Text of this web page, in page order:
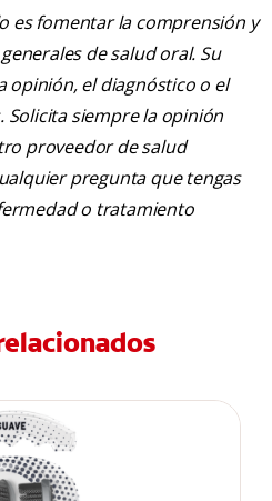
es fomentar la comprensión y
de salud oral. Su
el diagnóstico o el
siempre la opinión
proveedor de salud
pregunta que tengas
o tratamiento